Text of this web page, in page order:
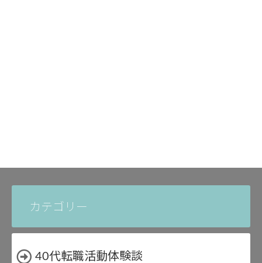
カテゴリー
40代転職活動体験談